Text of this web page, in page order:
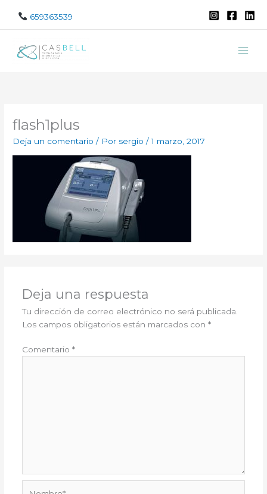
contenido
659363539
flash1plus
Deja un comentario / Por sergio/1 marzo, 2017
Deja una respuesta
Tu dirección de correo electrónico no será publicada.
Los campos obligatorios están marcados con *
Comentario *